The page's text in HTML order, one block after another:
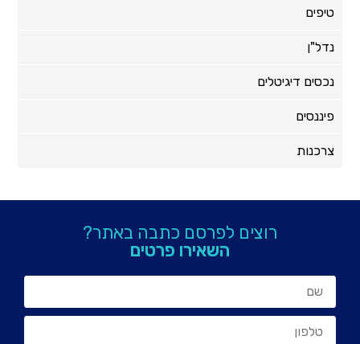
טיפים
נדל"ן
נכסים דיגיטלים
פיננסים
צרכנות
רוצים לפרסם כתבה באתר?
השאירו פרטים